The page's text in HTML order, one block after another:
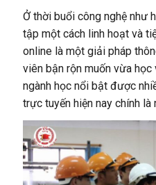
Ở thời buổi công nghệ như
tập một cách linh hoạt và
online là một giải pháp
viên bận rộn muốn vừa
ngành học nổi bật được
trực tuyến hiện nay chính là